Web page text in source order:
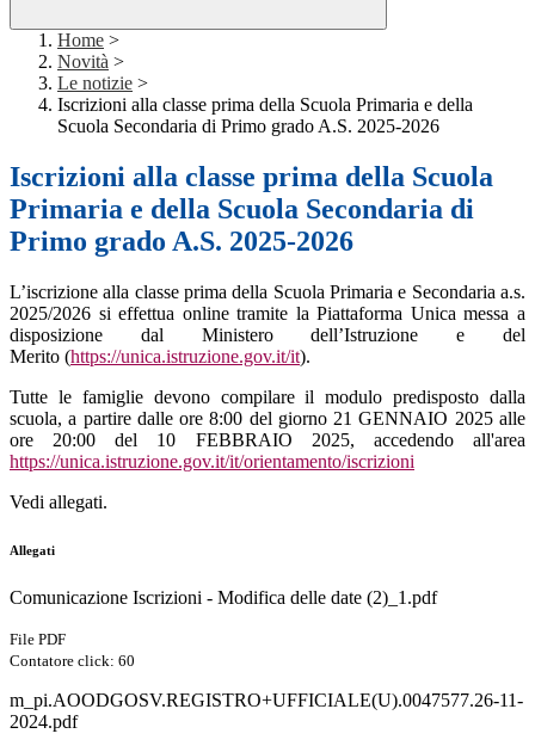
Home >
Novità >
Le notizie >
Iscrizioni alla classe prima della Scuola Primaria e della
Scuola Secondaria di Primo grado A.S. 2025-2026
Iscrizioni alla classe prima della Scuola
Primaria e della Scuola Secondaria di
Primo grado A.S. 2025-2026
L’iscrizione alla classe prima della Scuola Primaria e Secondaria a.s.
2025/2026 si effettua online tramite la Piattaforma Unica messa a
disposizione dal Ministero dell’Istruzione e del
Merito (https://unica.istruzione.gov.it/it).
Tutte le famiglie devono compilare il modulo predisposto dalla
scuola, a partire dalle ore 8:00 del giorno 21 GENNAIO 2025 alle
ore 20:00 del 10 FEBBRAIO 2025, accedendo all'area
https://unica.istruzione.gov.it/it/orientamento/iscrizioni
Vedi allegati.
Allegati
Comunicazione Iscrizioni - Modifica delle date (2)_1.pdf
File PDF
Contatore click: 60
m_pi.AOODGOSV.REGISTRO+UFFICIALE(U).0047577.26-11-
2024.pdf